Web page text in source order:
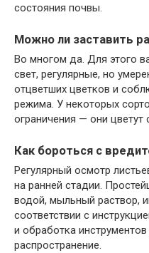
состояния почвы.
Можно ли заставить
Во многом да. Для этого
свет, регулярные, но
отцветших цветков и
режима. У некоторых
ограничения — они цветут
Как бороться с
Регулярный осмотр
на ранней стадии.
водой, мыльный раствор,
соответствии с
и обработка
распространение.